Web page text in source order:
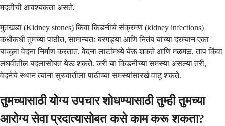
मदतीची आवश्यकता असते.
मुतखडा (Kidney stones) किंवा किडनीचे संक्रमण (kidney infections)
कधीकधी तुमच्या पाठीत, सामान्यतः बरगड्या आणि नितंब यांच्या दरम्यान एका
बाजूला वेदना निर्माण करतात. वेदना लाटांमध्ये येऊ शकते आणि मळमळ, ताप किंवा
लघवीतील बदलांसोबत येऊ शकते. जरी या किडनीच्या समस्या असल्या तरी,
वेदनेचे स्थान त्यांना सुरुवातीला पाठीच्या समस्यांसारखे वाटू शकते.
तुमच्यासाठी योग्य उपचार शोधण्यासाठी तुम्ही तुमच्या
आरोग्य सेवा प्रदात्यासोबत कसे काम करू शकता?